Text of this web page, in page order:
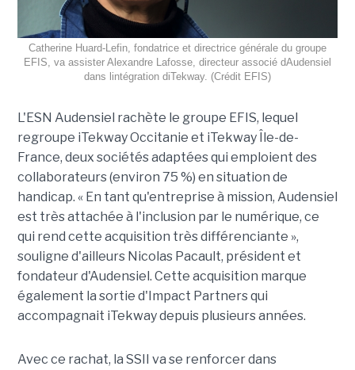
Catherine Huard-Lefin, fondatrice et directrice générale du groupe
EFIS, va assister Alexandre Lafosse, directeur associé dAudensiel
dans lintégration diTekway. (Crédit EFIS)
L'ESN Audensiel rachète le groupe EFIS, lequel
regroupe iTekway Occitanie et iTekway Île-de-
France, deux sociétés adaptées qui emploient des
collaborateurs (environ 75 %) en situation de
handicap. « En tant qu'entreprise à mission, Audensiel
est très attachée à l'inclusion par le numérique, ce
qui rend cette acquisition très différenciante »,
souligne d'ailleurs Nicolas Pacault, président et
fondateur d'Audensiel. Cette acquisition marque
également la sortie d'Impact Partners qui
accompagnait iTekway depuis plusieurs années.
Avec ce rachat, la SSII va se renforcer dans